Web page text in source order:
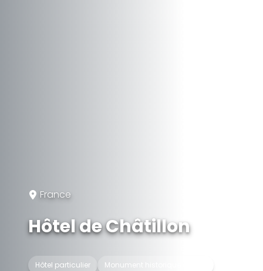
France
Hôtel de Châtillon
Hôtel particulier
Monument historique classé